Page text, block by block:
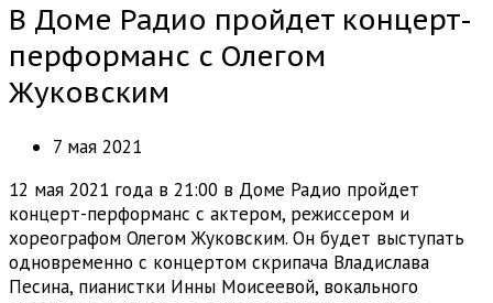
В Доме Радио пройдет концерт-
перформанс с Олегом
Жуковским
7 мая 2021
12 мая 2021 года в 21:00 в Доме Радио пройдет
концерт-перформанс с актером, режиссером и
хореографом Олегом Жуковским. Он будет выступать
одновременно с концертом скрипача Владислава
Песина, пианистки Инны Моисеевой, вокального